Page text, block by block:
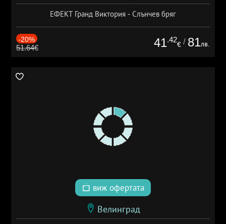
ЕФЕКТ Гранд Виктория - Слънчев бряг
-20%
51.64€ 41.42
€ / 81лв.
виж офертата
Велинград